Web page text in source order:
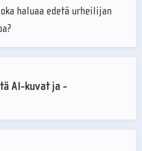
haluaa edetä urheilijan
AI-kuvat ja -